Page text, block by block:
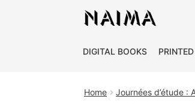
DIGITAL BOOKS
Home Journées d’étude :
Cookies management panel